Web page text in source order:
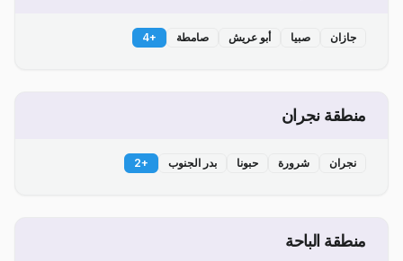
جازان صبيا أبو عريش صامطة +
4
منطقة نجران
نجران شرورة حبونا بدر الجنوب +
2
منطقة الباحة